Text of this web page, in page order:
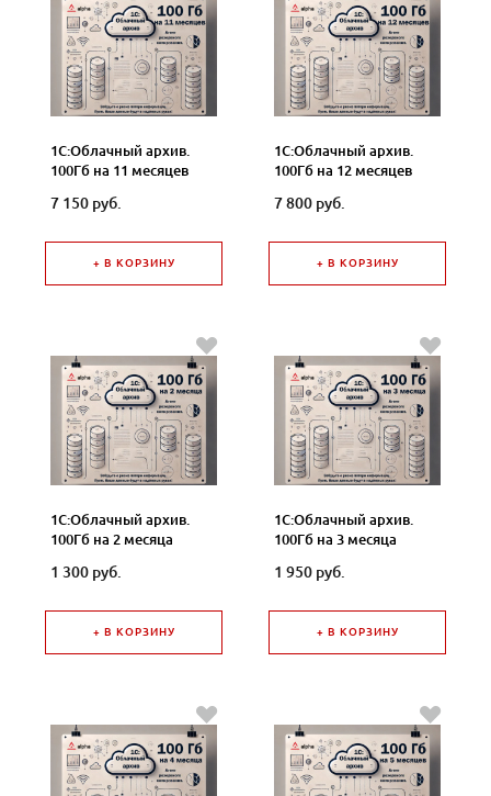
1С:Облачный архив.
100Гб на 11 месяцев
7 150 руб.
+ В КОРЗИНУ
1С:Облачный архив.
100Гб на 12 месяцев
7 800 руб.
+ В КОРЗИНУ
1С:Облачный архив.
100Гб на 2 месяца
1 300 руб.
+ В КОРЗИНУ
1С:Облачный архив.
100Гб на 3 месяца
1 950 руб.
+ В КОРЗИНУ